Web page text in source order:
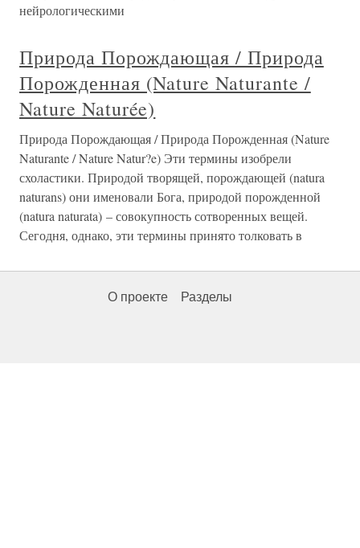
нейрологическими
Природа Порождающая / Природа
Порожденная (Nature Naturante /
Nature Naturée)
Природа Порождающая / Природа Порожденная (Nature
Naturante / Nature Natur?e) Эти термины изобрели
схоластики. Природой творящей, порождающей (natura
naturans) они именовали Бога, природой порожденной
(natura naturata) – совокупность сотворенных вещей.
Сегодня, однако, эти термины принято толковать в
О проекте Разделы